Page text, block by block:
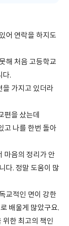
어 연락을 하지도
해 처음 고등학교
다.
을 가지고 있더라
편을 샀는데
고 나를 한번 돌아
마음의 정리가 안
다. 정말 도움이 많
교적인 면이 강한
배울게 많았구요.
한 최고의 책인